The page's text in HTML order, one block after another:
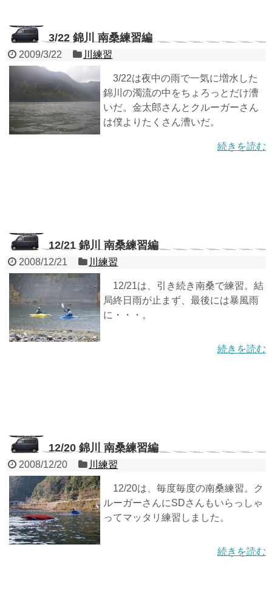
3/22 錦川 南桑練習編
2009/3/22 川練習
3/22は夜中の雨で一気に増水した
錦川の濁流の中をちょろっとだけ漕
いだ。金太郎さんとクルーガーさん
は僕よりたくさん漕いだ。
続きを読む
12/21 錦川 南桑練習編
2008/12/21 川練習
12/21は、引き続き南桑で練習。結
局終日雨が止まず、最後には暴風雨
に・・・。
続きを読む
12/20 錦川 南桑練習編
2008/12/20 川練習
12/20は、毎度毎度の南桑練習。ク
ルーガーさんにSDさんもいらっしゃ
ってマッタリ練習しました。
続きを読む